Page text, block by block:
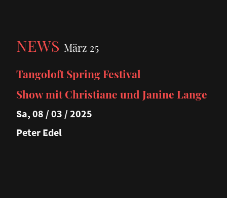
NEWS März 25
Tangoloft Spring Festival
Show mit Christiane und Janine Lange
Sa, 08 / 03 / 2025
Peter Edel